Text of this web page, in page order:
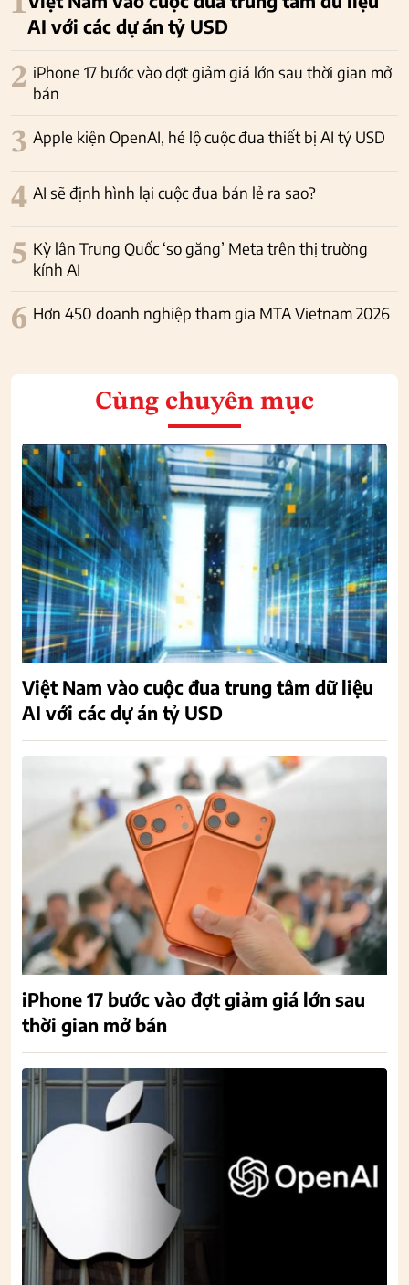
AI với các dự án tỷ USD
2 iPhone 17 bước vào đợt giảm giá lớn sau thời gian mở
bán
3 Apple kiện OpenAI, hé lộ cuộc đua thiết bị AI tỷ USD
4 AI sẽ định hình lại cuộc đua bán lẻ ra sao?
5 Kỳ lân Trung Quốc ‘so găng’ Meta trên thị trường
kính AI
6 Hơn 450 doanh nghiệp tham gia MTA Vietnam 2026
Cùng chuyên mục
Việt Nam vào cuộc đua trung tâm dữ liệu
AI với các dự án tỷ USD
iPhone 17 bước vào đợt giảm giá lớn sau
thời gian mở bán